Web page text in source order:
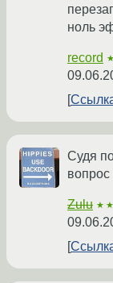
ноль
record
Судя
вопрос
Zulu